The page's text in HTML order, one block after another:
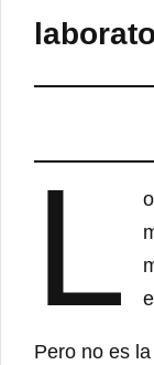
L
Pero no es